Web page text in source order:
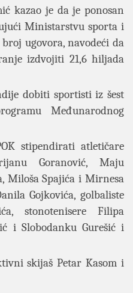
kazao je da je ponosan
Ministarstvu sporta i
ugovora, navodeći da
izdvojiti 21,6 hiljada
dobiti sportisti iz šest
Međunarodnog
stipendirati atletičare
Goranović, Maju
Miloša Spajića i Mirnesa
Gojkovića, golbaliste
stonotenisere Filipa
i Slobodanku Gurešić i
skijaš Petar Kasom i